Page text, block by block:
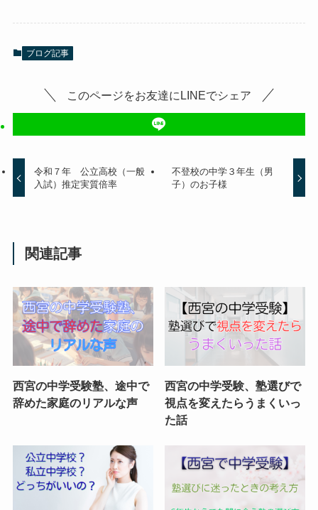
ブログ記事
このページをお友達にLINEでシェア
令和７年 公立高校（一般
入試）推定実質倍率
不登校の中学３年生（男
子）のお子様
関連記事
西宮の中学受験塾、途中で
辞めた家庭のリアルな声
西宮の中学受験、塾選びで
視点を変えたらうまくいっ
た話